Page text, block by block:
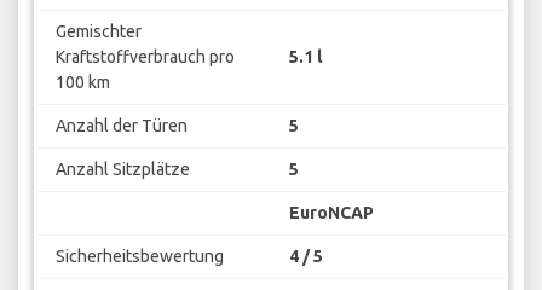
Gemischter
Kraftstoffverbrauch pro
100 km
5.1 l
Anzahl der Türen 5
Anzahl Sitzplätze 5
EuroNCAP
Sicherheitsbewertung 4 / 5